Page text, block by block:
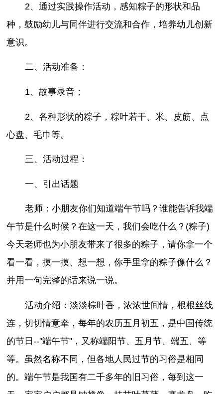
2、通过实践操作活动，感知粽子的形状和品
种，鼓励幼儿与同伴进行交流和合作，培养幼儿创新
意识。
二、活动准备：
1、故事录音；
2、各种形状的粽子，粽叶若干、米、皮筋、点
心盘、毛巾等。
三、活动过程：
一、引出话题
老师：小朋友你们知道端午节吗？谁能告诉我端
午节是什么时候？在这一天，我们会吃什么？(粽子)
今天老师也为小朋友带来了很多的粽子，请你拿一个
看一看，摸一摸、想一想，你手里拿的粽子像什么？
并用一句完整的话来说一说。
活动介绍：淡淡棕叶香，浓浓世间情，根根丝线
连，切切情意牵，每年的农历五月初五，是中国传统
的节日--"端午节"，又称端阳节、五月节、端五、等
等。虽然名称不同，但各地人民过节的习俗是相同
的。端午节是我国有二千多年的旧习俗，每到这一